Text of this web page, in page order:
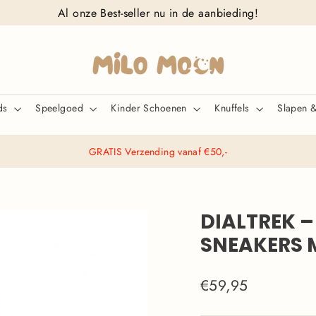
Al onze Best-seller nu in de aanbieding!
Speelgoed Kinder Schoenen Knuffels Slapen
GRATIS Verzending vanaf €50,-
DIALTREK
SNEAKERS
Normale
€59,95